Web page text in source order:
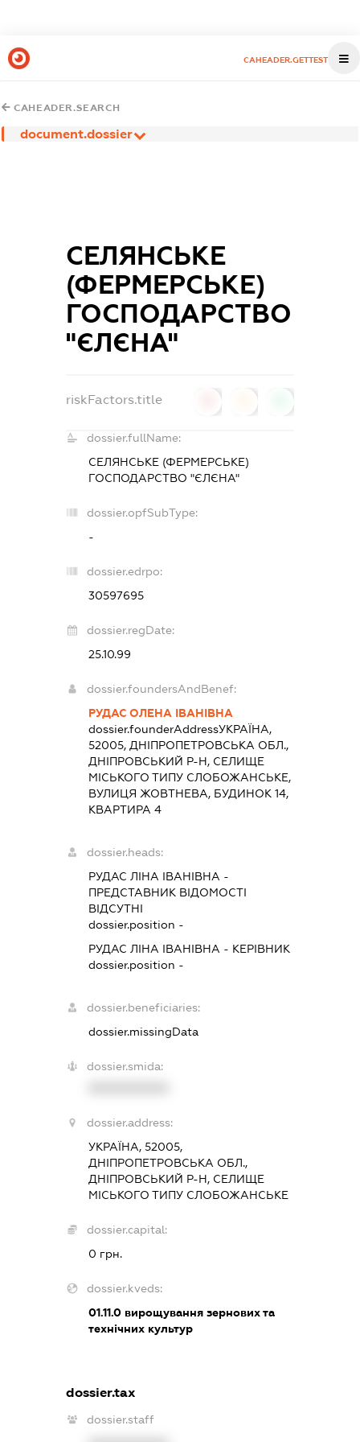
CAHEADER.GETTEST
CAHEADER.SEARCH
document.dossier
СЕЛЯНСЬКЕ
(ФЕРМЕРСЬКЕ)
ГОСПОДАРСТВО
"ЄЛЄНА"
riskFactors.title
dossier.fullName:
СЕЛЯНСЬКЕ (ФЕРМЕРСЬКЕ)
ГОСПОДАРСТВО "ЄЛЄНА"
dossier.opfSubType:
-
dossier.edrpo:
30597695
dossier.regDate:
25.10.99
dossier.foundersAndBenef:
РУДАС ОЛЕНА ІВАНІВНА
dossier.founderAddressУКРАЇНА,
52005, ДНІПРОПЕТРОВСЬКА ОБЛ.,
ДНІПРОВСЬКИЙ Р-Н, СЕЛИЩЕ
МІСЬКОГО ТИПУ СЛОБОЖАНСЬКЕ,
ВУЛИЦЯ ЖОВТНЕВА, БУДИНОК 14,
КВАРТИРА 4
dossier.heads:
РУДАС ЛІНА ІВАНІВНА -
ПРЕДСТАВНИК ВІДОМОСТІ
ВІДСУТНІ
dossier.position -
РУДАС ЛІНА ІВАНІВНА - КЕРІВНИК
dossier.position -
dossier.beneficiaries:
dossier.missingData
dossier.smida:
dossier.address:
УКРАЇНА, 52005,
ДНІПРОПЕТРОВСЬКА ОБЛ.,
ДНІПРОВСЬКИЙ Р-Н, СЕЛИЩЕ
МІСЬКОГО ТИПУ СЛОБОЖАНСЬКЕ
dossier.capital:
0 грн.
dossier.kveds:
01.11.0 вирощування зернових та
технічних культур
dossier.tax
dossier.staff